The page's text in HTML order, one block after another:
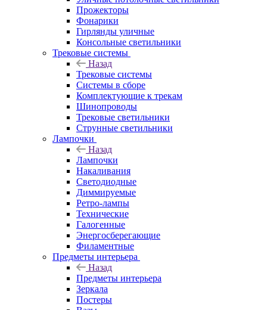
Прожекторы
Фонарики
Гирлянды уличные
Консольные светильники
Трековые системы
Назад
Трековые системы
Системы в сборе
Комплектующие к трекам
Шинопроводы
Трековые светильники
Струнные светильники
Лампочки
Назад
Лампочки
Накаливания
Светодиодные
Диммируемые
Ретро-лампы
Технические
Галогенные
Энергосберегающие
Филаментные
Предметы интерьера
Назад
Предметы интерьера
Зеркала
Постеры